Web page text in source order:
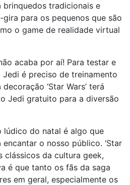
brinquedos tradicionais e
para os pequenos que são
o game de realidade virtual
acaba por aí! Para testar e
é preciso de treinamento
‘Star Wars’ terá
Jedi gratuito para a diversão
lúdico do natal é algo que
o nosso público. ‘Star
clássicos da cultura geek,
é que tanto os fãs da saga
em geral, especialmente os